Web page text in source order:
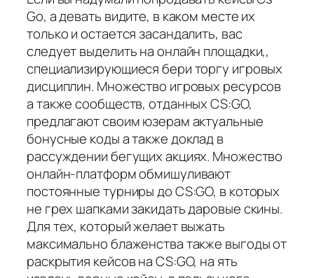
Go, а девать видите, в каком месте их
только и остается засандалить, вас
следует выделить на онлайн площадки,,
специализирующиеся бери торгу игровых
дисциплин. Множество игровых ресурсов
а также сообществ, отданных CS:GO,
предлагают своим юзерам актуальные
бонусные коды а также доклад в
рассуждении бегущих акциях. Множество
онлайн-платформ обмишуливают
постоянные турниры до CS:GO, в которых
не грех шапками закидать даровые скины.
Для тех, который желает выжать
максимально блаженства также выгоды от
раскрытия кейсов на CS:GO, на ять